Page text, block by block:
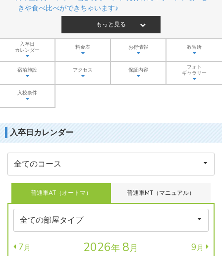
きや食べ比べができちゃいます♪
もっと見る
入卒日
カレンダー
料金表 お得情報 教習所
宿泊施設 アクセス 保証内容
フォト
ギャラリー
入校条件
入卒日カレンダー
普通車AT（オートマ） 普通車MT（マニュアル）
7月 2026年 8月 9月